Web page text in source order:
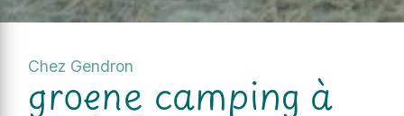
Chez Gendron
groene camping à